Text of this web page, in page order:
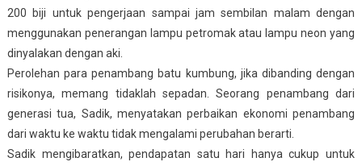
200 biji untuk pengerjaan sampai jam sembilan malam dengan
menggunakan penerangan lampu petromak atau lampu neon yang
dinyalakan dengan aki.
Perolehan para penambang batu kumbung, jika dibanding dengan
risikonya, memang tidaklah sepadan. Seorang penambang dari
generasi tua, Sadik, menyatakan perbaikan ekonomi penambang
dari waktu ke waktu tidak mengalami perubahan berarti.
Sadik mengibaratkan, pendapatan satu hari hanya cukup untuk